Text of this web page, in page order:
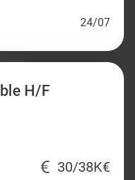
24/07
H/F
30/38K€